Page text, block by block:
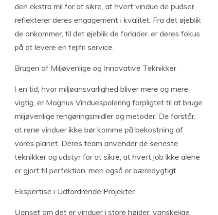
den ekstra mil for at sikre, at hvert vindue de pudser,
reflekterer deres engagement i kvalitet. Fra det øjeblik
de ankommer, til det øjeblik de forlader, er deres fokus
på at levere en fejlfri service.
Brugen af Miljøvenlige og Innovative Teknikker
I en tid, hvor miljøansvarlighed bliver mere og mere
vigtig, er Magnus Vinduespolering forpligtet til at bruge
miljøvenlige rengøringsmidler og metoder. De forstår,
at rene vinduer ikke bør komme på bekostning af
vores planet. Deres team anvender de seneste
teknikker og udstyr for at sikre, at hvert job ikke alene
er gjort til perfektion, men også er bæredygtigt.
Ekspertise i Udfordrende Projekter
Uanset om det er vinduer i store højder, vanskelige